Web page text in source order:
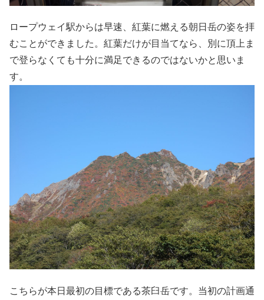
ロープウェイ駅からは早速、紅葉に燃える朝日岳の姿を拝
むことができました。紅葉だけが目当てなら、別に頂上ま
で登らなくても十分に満足できるのではないかと思いま
す。
こちらが本日最初の目標である茶臼岳です。当初の計画通